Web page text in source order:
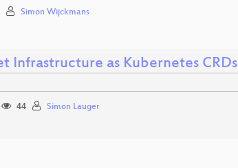
Simon Wijckmans
Infrastructure as Kubernetes CRDs
44 Simon Lauger